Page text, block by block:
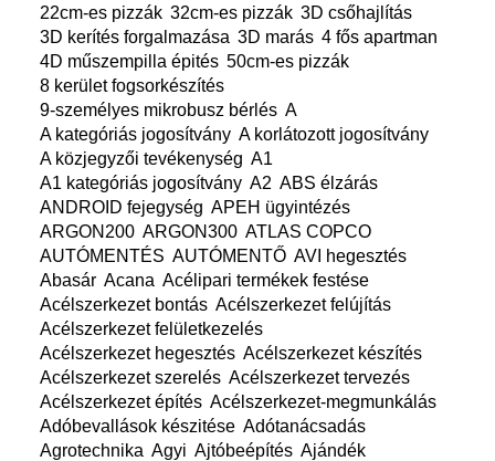
22cm-es pizzák 32cm-es pizzák 3D csőhajlítás
3D kerítés forgalmazása 3D marás 4 fős apartman
4D műszempilla épités 50cm-es pizzák
8 kerület fogsorkészítés
9-személyes mikrobusz bérlés A
A kategóriás jogosítvány A korlátozott jogosítvány
A közjegyzői tevékenység A1
A1 kategóriás jogosítvány A2 ABS élzárás
ANDROID fejegység APEH ügyintézés
ARGON200 ARGON300 ATLAS COPCO
AUTÓMENTÉS AUTÓMENTŐ AVI hegesztés
Abasár Acana Acélipari termékek festése
Acélszerkezet bontás Acélszerkezet felújítás
Acélszerkezet felületkezelés
Acélszerkezet hegesztés Acélszerkezet készítés
Acélszerkezet szerelés Acélszerkezet tervezés
Acélszerkezet építés Acélszerkezet-megmunkálás
Adóbevallások készitése Adótanácsadás
Agrotechnika Agyi Ajtóbeépítés Ajándék